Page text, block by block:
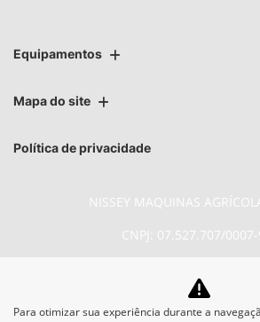
Equipamentos
Mapa do site
Política de privacidade
NISSEY MAQUINAS
CNPJ: 07.527.707/
No trânsito, enxergar o outro
Para otimizar sua experiência durante a